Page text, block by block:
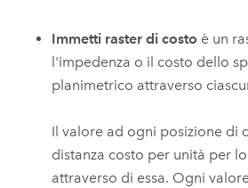
Immetti raster di costo è un
l'impedenza o il costo dello
planimetrico attraverso
Il valore ad ogni posizione di
distanza costo per unità per
attraverso di essa. Ogni